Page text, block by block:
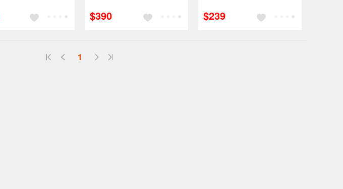
$390 $239
1